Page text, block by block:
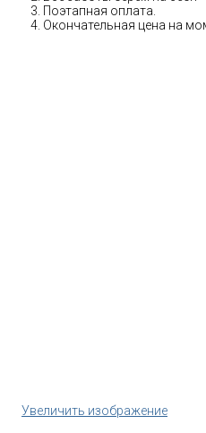
Поэтапная оплата.
Окончательная цена на
Увеличить изображение